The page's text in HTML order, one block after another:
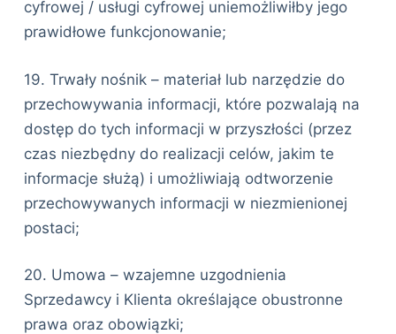
cyfrowej / usługi cyfrowej uniemożliwiłby jego
prawidłowe funkcjonowanie;
19. Trwały nośnik – materiał lub narzędzie do
przechowywania informacji, które pozwalają na
dostęp do tych informacji w przyszłości (przez
czas niezbędny do realizacji celów, jakim te
informacje służą) i umożliwiają odtworzenie
przechowywanych informacji w niezmienionej
postaci;
20. Umowa – wzajemne uzgodnienia
Sprzedawcy i Klienta określające obustronne
prawa oraz obowiązki;